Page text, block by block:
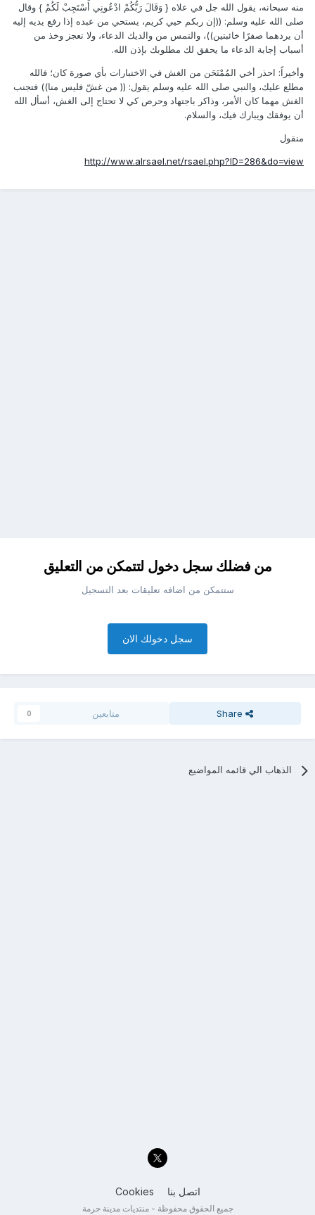
منه سبحانه، يقول الله جل في علاه { وَقَالَ رَبُّكُمْ ادْعُونِي أَسْتَجِبْ لَكُمْ } وقال
صلى الله عليه وسلم: ((إن ربكم حيي كريم، يستحي من عبده إذا رفع يديه إليه
أن يردهما صفرًا خائبتين))، والتمس من والديك الدعاء، ولا تعجز وخذ من
أسباب إجابة الدعاء ما يحقق لك مطلوبك بإذن الله.
وأخيراً: احذر أخي المُمْتَحَن من الغش في الاختبارات بأي صورة كان؛ فالله
مطلع عليك، والنبي صلى الله عليه وسلم يقول: (( من غشّ فليس منا)) فتجنب
الغش مهما كان الأمر، وذاكر باجتهاد وحرص كي لا تحتاج إلى الغش، أسأل الله
أن يوفقك ويبارك فيك، والسلام.
منقول
http://www.alrsael.net/rsael.php?ID=286&do=view
من فضلك سجل دخول لتتمكن من التعليق
ستتمكن من اضافه تعليقات بعد التسجيل
سجل دخولك الان
Share متابعين 0
الذهاب الي قائمه المواضيع
اتصل بنا Cookies
جميع الحقوق محفوظة - منتديات مدينة حرمة